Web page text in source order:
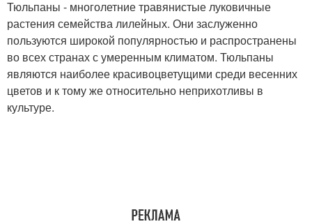
Тюльпаны - многолетние травянистые луковичные
растения семейства лилейных. Они заслуженно
пользуются широкой популярностью и распространены
во всех странах с умеренным климатом. Тюльпаны
являются наиболее красивоцветущими среди весенних
цветов и к тому же относительно неприхотливы в
культуре.